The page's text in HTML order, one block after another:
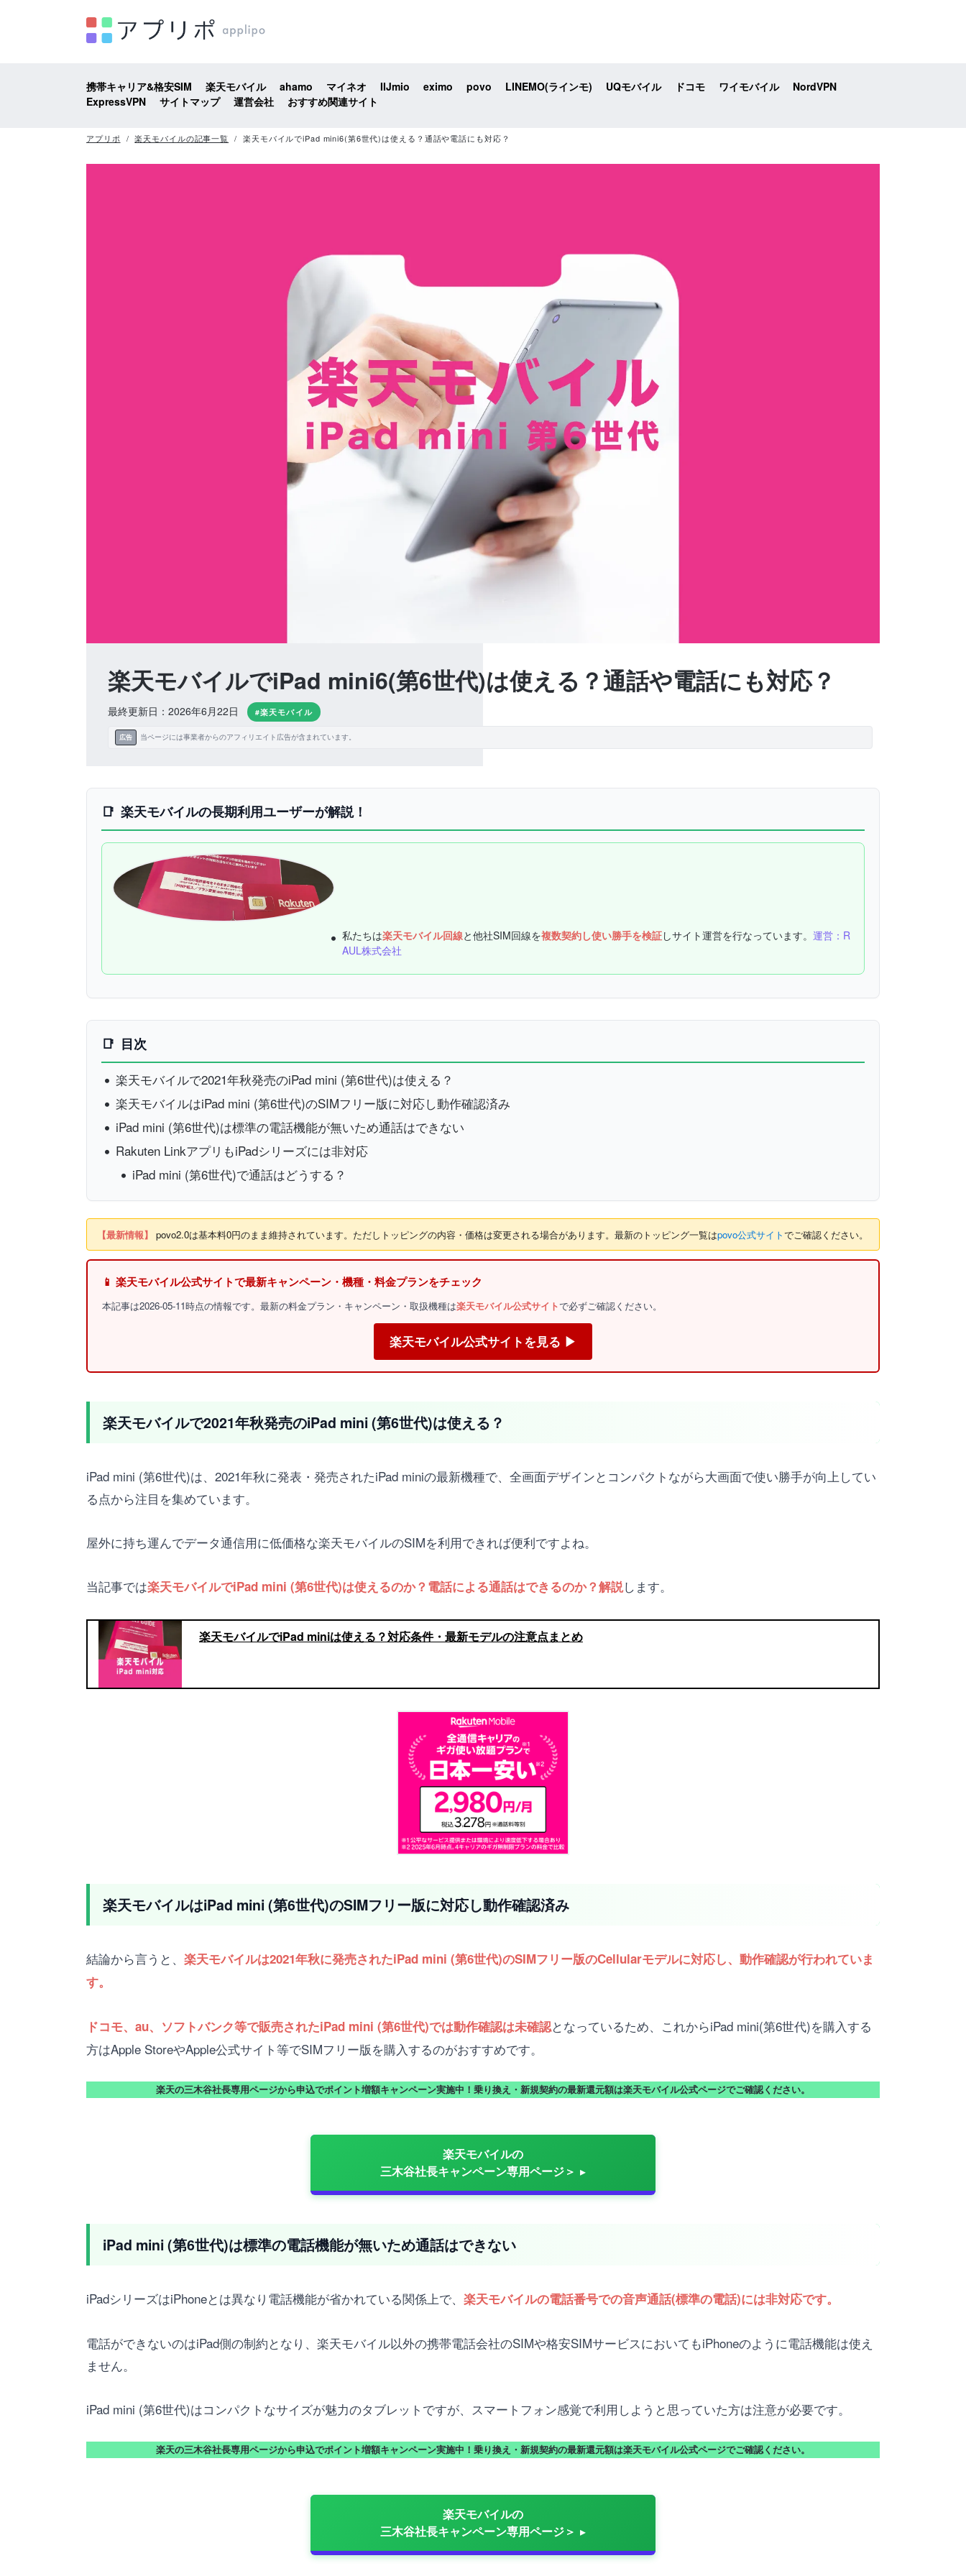
携帯キャリア&格安SIM 楽天モバイル ahamo マイネオ IIJmio eximo povo LINEMO(ラインモ) UQモバイル ドコモ ワイモバイル
NordVPN
ExpressVPN
サイトマップ 運営会社 おすすめ関連サイト
アプリポ 楽天モバイルの記事一覧 楽天モバイルでiPad mini6(第6世代)は使える？通話や電話にも対応？
楽天モバイルでiPad mini6(第6世代)は使える？通話や電話にも対応？
最終更新日：2026年6月22日 #楽天モバイル
広告 当ページには事業者からのアフィリエイト広告が含まれています。
楽天モバイルの長期利用ユーザーが解説！
私たちは楽天モバイル回線と他社SIM回線を複数契約し使い勝手を検証しサイト運営を行なっています。 運営：R
AUL株式会社
目次
楽天モバイルで2021年秋発売のiPad mini (第6世代)は使える？
楽天モバイルはiPad mini (第6世代)のSIMフリー版に対応し動作確認済み
iPad mini (第6世代)は標準の電話機能が無いため通話はできない
Rakuten LinkアプリもiPadシリーズには非対応
iPad mini (第6世代)で通話はどうする？
【最新情報】 povo2.0は基本料0円のまま維持されています。ただしトッピングの内容・価格は変更される場合があります。最新のトッピング一覧はpovo公式サイトでご確認ください。
📱 楽天モバイル公式サイトで最新キャンペーン・機種・料金プランをチェック
本記事は2026-05-11時点の情報です。最新の料金プラン・キャンペーン・取扱機種は楽天モバイル公式サイトで必ずご確認ください。
楽天モバイル公式サイトを見る ▶
楽天モバイルで2021年秋発売のiPad mini (第6世代)は使える？
iPad mini (第6世代)は、2021年秋に発表・発売されたiPad miniの最新機種で、全画面デザインとコンパクトながら大画面で使い勝手が向上してい
る点から注目を集めています。
屋外に持ち運んでデータ通信用に低価格な楽天モバイルのSIMを利用できれば便利ですよね。
当記事では楽天モバイルでiPad mini (第6世代)は使えるのか？電話による通話はできるのか？解説します。
楽天モバイルでiPad miniは使える？対応条件・最新モデルの注意点まとめ
楽天モバイルはiPad mini (第6世代)のSIMフリー版に対応し動作確認済み
結論から言うと、 楽天モバイルは2021年秋に発売されたiPad mini (第6世代)のSIMフリー版のCellularモデルに対応し、動作確認が行われていま
す。
ドコモ、au、ソフトバンク等で販売されたiPad mini (第6世代)では動作確認は未確認となっているため、これからiPad mini(第6世代)を購入する
方はApple StoreやApple公式サイト等でSIMフリー版を購入するのがおすすめです。
楽天の三木谷社長専用ページから申込でポイント増額キャンペーン実施中！乗り換え・新規契約の最新還元額は楽天モバイル公式ページでご確認ください。
楽天モバイルの
三木谷社長キャンペーン専用ページ＞
iPad mini (第6世代)は標準の電話機能が無いため通話はできない
iPadシリーズはiPhoneとは異なり電話機能が省かれている関係上で、 楽天モバイルの電話番号での音声通話(標準の電話)には非対応です。
電話ができないのはiPad側の制約となり、楽天モバイル以外の携帯電話会社のSIMや格安SIMサービスにおいてもiPhoneのように電話機能は使え
ません。
iPad mini (第6世代)はコンパクトなサイズが魅力のタブレットですが、スマートフォン感覚で利用しようと思っていた方は注意が必要です。
楽天の三木谷社長専用ページから申込でポイント増額キャンペーン実施中！乗り換え・新規契約の最新還元額は楽天モバイル公式ページでご確認ください。
楽天モバイルの
三木谷社長キャンペーン専用ページ＞